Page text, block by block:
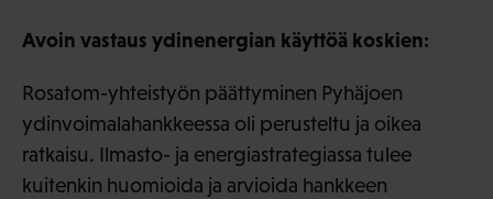
Avoin vastaus ydinenergian käyttöä koskien:
Rosatom-yhteistyön päättyminen Pyhäjoen
ydinvoimalahankkeessa oli perusteltu ja oikea
ratkaisu. Ilmasto- ja energiastrategiassa tulee
kuitenkin huomioida ja arvioida hankkeen